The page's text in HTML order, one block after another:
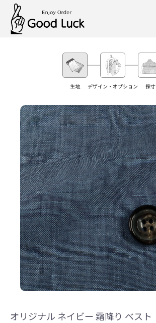
生地 デザイン・オプション 採寸
オリジナル ネイビー 霜降り ベスト